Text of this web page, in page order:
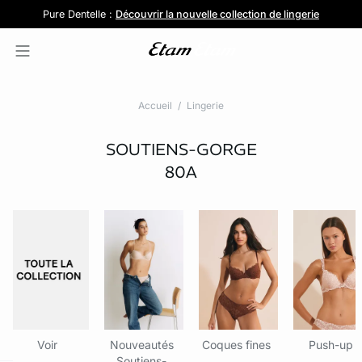
Lingerie en coton Découvrir la collection
Pure Dentelle : Découvrir la nouvelle collection de lingerie
Jolies culottes :5 pour 39,99€
Livraison et retours gratuits en boutique
Accueil Lingerie
SOUTIENS-GORGE
80A
Voir
Nouveautés
Coques fines Push-up